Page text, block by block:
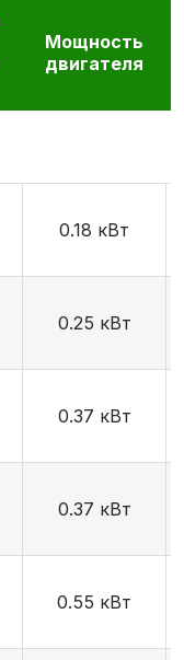
Мощность
двигателя
0.18 кВт
0.25 кВт
0.37 кВт
0.37 кВт
0.55 кВт